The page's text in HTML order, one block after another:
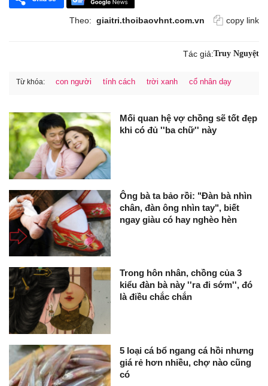
Theo: giaitri.thoibaovhnt.com.vn copy link
Tác giả:Truy Nguyệt
Từ khóa: con người tính cách trời xanh cổ nhân dạy
Mối quan hệ vợ chồng sẽ tốt đẹp
khi có đủ ''ba chữ'' này
Ông bà ta bảo rồi: "Đàn bà nhìn
chân, đàn ông nhìn tay", biết
ngay giàu có hay nghèo hèn
Trong hôn nhân, chồng của 3
kiểu đàn bà này ''ra đi sớm'', đó
là điều chắc chắn
5 loại cá bổ ngang cá hồi nhưng
giá rẻ hơn nhiều, chợ nào cũng
có